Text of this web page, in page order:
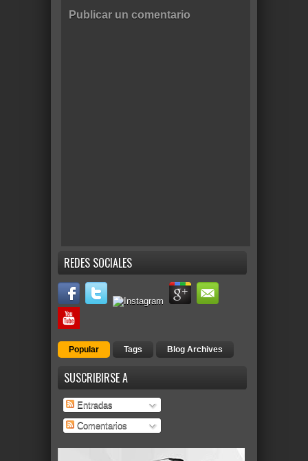
Publicar un comentario
REDES SOCIALES
Popular Tags Blog Archives
SUSCRIBIRSE A
Entradas
Comentarios